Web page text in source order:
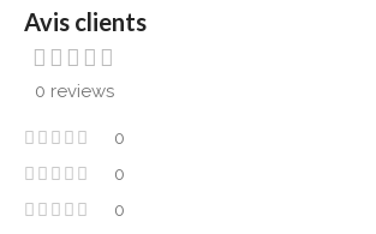
Avis clients
0 reviews
0
0
0